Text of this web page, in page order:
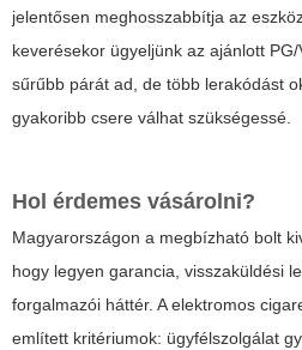
jelentősen meghosszabbítja az
keverésekor ügyeljünk az ajánlott
sűrűbb párát ad, de több lerakódást
gyakoribb csere válhat szükségessé.
Hol érdemes vásárolni?
Magyarországon a megbízható bolt
hogy legyen garancia, visszaküldési
forgalmazói háttér. Aelektromos
említett kritériumok: ügyfélszolgálat